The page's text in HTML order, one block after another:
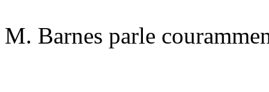
M. Barnes parle